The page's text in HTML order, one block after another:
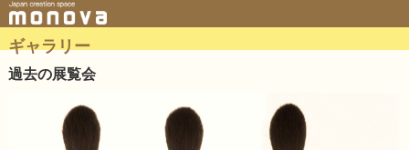
ギャラリー
過去の展覧会